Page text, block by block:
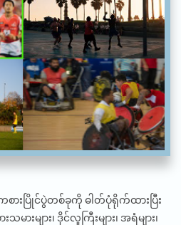
ားပြိုင်ပွဲတစ်ခုကို ဓါတ်ပုံရိုက်ထားပြီး
းများ၊ ဒိုင်လူကြီးများ၊ အရံများ၊